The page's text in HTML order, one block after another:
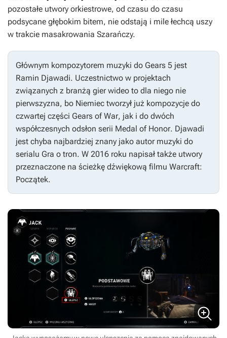
pozostałe utwory orkiestrowe, od czasu do czasu
podsycane głębokim bitem, nie odstają i mile łechcą uszy
w trakcie masakrowania Szarańczy.
Głównym kompozytorem muzyki do Gears 5 jest
Ramin Djawadi. Uczestnictwo w projektach
związanych z branżą gier wideo to dla niego nie
pierwszyzna, bo Niemiec tworzył już kompozycje do
czwartej części Gears of War, jak i do dwóch
współczesnych odsłon serii Medal of Honor. Djawadi
jest chyba najbardziej znany jako autor muzyki do
serialu Gra o tron. W 2016 roku napisał także utwory
przeznaczone na ścieżkę dźwiękową filmu Warcraft:
Początek.